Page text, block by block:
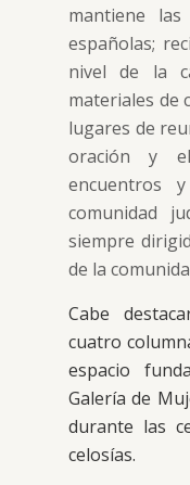
mantiene las
españolas;
nivel de la
materiales de
lugares de
oración y
encuentros
comunidad
siempre
de la
Cabe
cuatro
espacio
Galería de
durante las
celosías.